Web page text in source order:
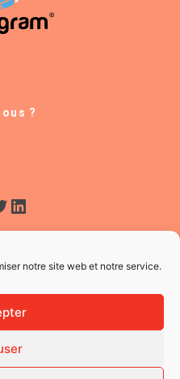
notre site web et notre service.
?
LinkedIn
à Ges